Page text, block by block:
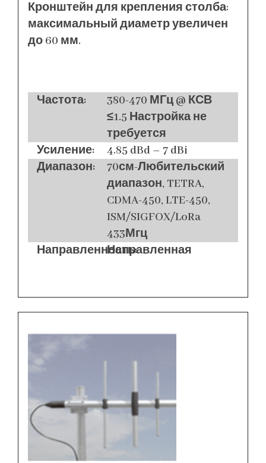
Кронштейн для крепления столба:
максимальный диаметр увеличен
до 60 мм.
Частота:
380-470 МГц @ КСВ
≤1.5 Настройка не
требуется
Усиление:
4.85 dBd – 7 dBi
Диапазон:
70см-Любительский
диапазон, TETRA,
CDMA-450, LTE-450,
ISM/SIGFOX/LoRa
433Мгц
Направленность:Направленная